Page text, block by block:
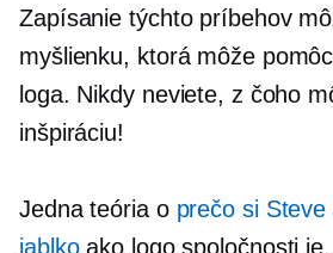
Zapísanie týchto príbehov
myšlienku, ktorá môže
loga. Nikdy neviete, z čoho
inšpiráciu!
Jedna teória o prečo si Steve
jablkoako logo spoločnosti